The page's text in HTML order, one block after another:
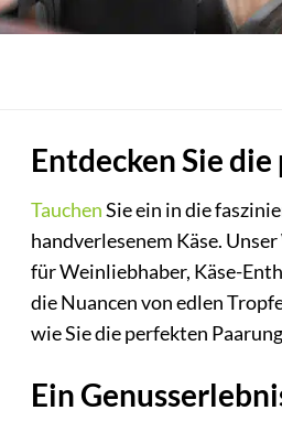
Entdecken Sie
TauchenSie ein in die
handverlesenem Käse.
für Weinliebhaber, Käse-
die Nuancen von edlen
wie Sie die perfekten
Ein